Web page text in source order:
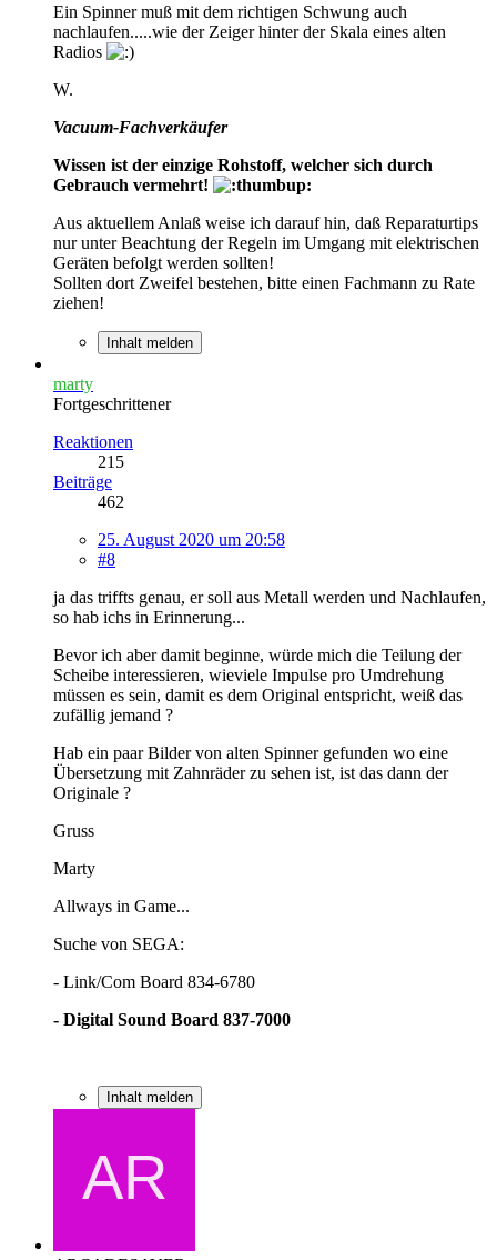
Ein Spinner muß mit dem richtigen Schwung auch
nachlaufen.....wie der Zeiger hinter der Skala eines alten
Radios
W.
Vacuum-Fachverkäufer
Wissen ist der einzige Rohstoff, welcher sich durch
Gebrauch vermehrt!
Aus aktuellem Anlaß weise ich darauf hin, daß Reparaturtips
nur unter Beachtung der Regeln im Umgang mit elektrischen
Geräten befolgt werden sollten!
Sollten dort Zweifel bestehen, bitte einen Fachmann zu Rate
ziehen!
Inhalt melden
marty
Fortgeschrittener
Reaktionen
215
Beiträge
462
25. August 2020 um 20:58
#8
ja das triffts genau, er soll aus Metall werden und Nachlaufen,
so hab ichs in Erinnerung...
Bevor ich aber damit beginne, würde mich die Teilung der
Scheibe interessieren, wieviele Impulse pro Umdrehung
müssen es sein, damit es dem Original entspricht, weiß das
zufällig jemand ?
Hab ein paar Bilder von alten Spinner gefunden wo eine
Übersetzung mit Zahnräder zu sehen ist, ist das dann der
Originale ?
Gruss
Marty
Allways in Game...
Suche von SEGA:
- Link/Com Board 834-6780
- Digital Sound Board 837-7000
Inhalt melden